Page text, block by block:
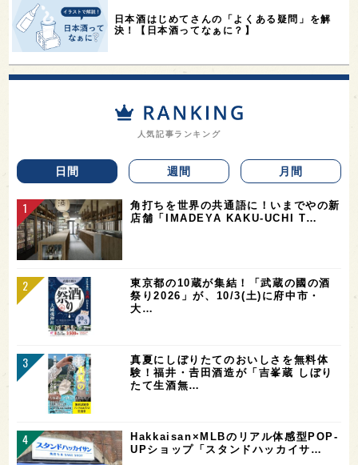
日本酒はじめてさんの「よくある疑問」を解
決！【日本酒ってなぁに？】
人気記事ランキング
日間 週間 月間
角打ちを世界の共通語に！いまでやの新
店舗「IMADEYA KAKU-UCHI T…
東京都の10蔵が集結！「武蔵の國の酒
祭り2026」が、10/3(土)に府中市・
大…
真夏にしぼりたてのおいしさを無料体
験！福井・𠮷田酒造が「吉峯蔵 しぼり
たて生酒無…
Hakkaisan×MLBのリアル体感型POP-
UPショップ「スタンドハッカイサ…